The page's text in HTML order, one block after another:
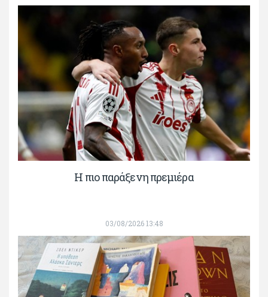
H πιο παράξενη πρεμιέρα
03/08/2026 13:48